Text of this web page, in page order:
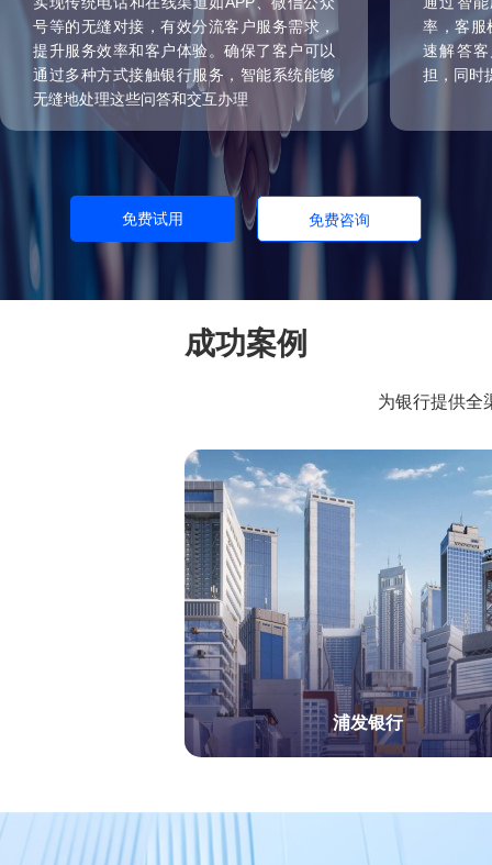
号等的无缝对接，有效分流客户服务需求，
提升服务效率和客户体验。确保了客户可以
通过多种方式接触银行服务，智能系统能够
无缝地处理这些问答和交互办理
率，客服
速解答
担，同时
免费试用 免费咨询
成功案例
为银行提供全
浦发银行